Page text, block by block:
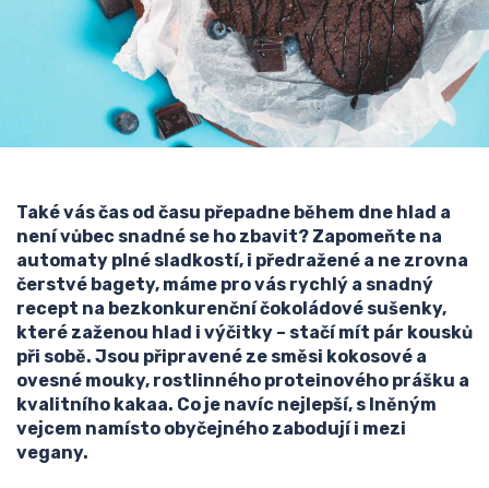
Také vás čas od času přepadne během dne hlad a
není vůbec snadné se ho zbavit? Zapomeňte na
automaty plné sladkostí, i předražené a ne zrovna
čerstvé bagety, máme pro vás rychlý a snadný
recept na bezkonkurenční čokoládové sušenky,
které zaženou hlad i výčitky – stačí mít pár kousků
při sobě. Jsou připravené ze směsi kokosové a
ovesné mouky, rostlinného proteinového prášku a
kvalitního kakaa. Co je navíc nejlepší, s lněným
vejcem namísto obyčejného zabodují i mezi
vegany.